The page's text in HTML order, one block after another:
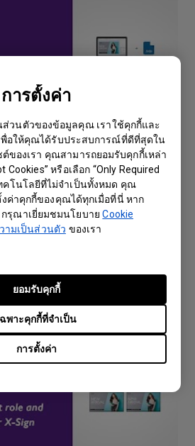
การตั้งค่า
ส่วนตัวของข้อมูลคุณ เราใช้คุกกี้และ
พื่อให้คุณได้รับประสบการณ์ที่ดีที่สุดใน
ต์ของเรา คุณสามารถยอมรับคุกกี้เหล่า
หรือเลือก “Only Required
ทคโนโลยีที่ไม่จำเป็นทั้งหมด คุณ
ค่าคุกกี้ของคุณได้ทุกเมื่อที่นี่ หาก
กรุณาเยี่ยมชมนโยบายCookie
ามเป็นส่วนตัว ของเรา
การตั้งค่า
พาะคุกกี้ที่จำเป็น
ยอมรับคุกกี้
CMS โดยแยกตามหมวด
ย่างไร